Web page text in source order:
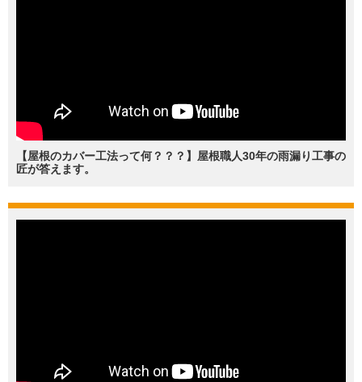
【屋根のカバー工法って何？？？】屋根職人30年の雨漏り工事の
匠が答えます。